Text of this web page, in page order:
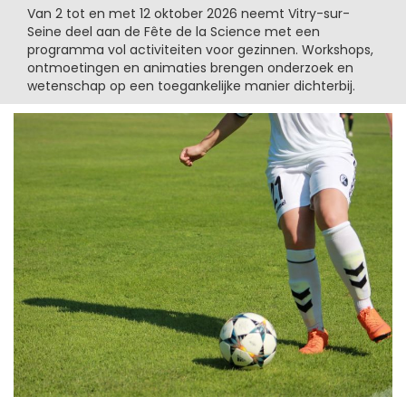
Van 2 tot en met 12 oktober 2026 neemt Vitry-sur-
Seine deel aan de Fête de la Science met een
programma vol activiteiten voor gezinnen. Workshops,
ontmoetingen en animaties brengen onderzoek en
wetenschap op een toegankelijke manier dichterbij.